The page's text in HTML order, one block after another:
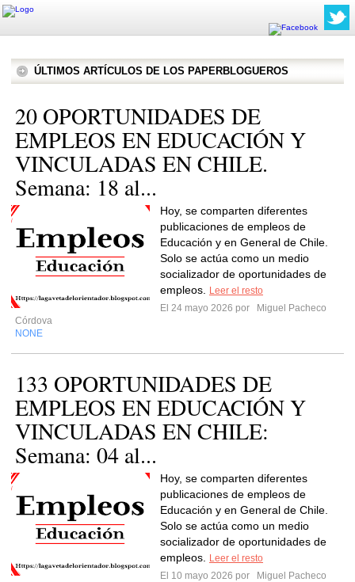
ÚLTIMOS ARTÍCULOS DE LOS PAPERBLOGUEROS
20 OPORTUNIDADES DE
EMPLEOS EN EDUCACIÓN Y
VINCULADAS EN CHILE.
Semana: 18 al...
Hoy, se comparten diferentes
publicaciones de empleos de
Educación y en General de Chile.
Solo se actúa como un medio
socializador de oportunidades de
empleos.
Leer el resto
El 24 mayo 2026 por
Miguel Pacheco
Córdova
NONE
133 OPORTUNIDADES DE
EMPLEOS EN EDUCACIÓN Y
VINCULADAS EN CHILE:
Semana: 04 al...
Hoy, se comparten diferentes
publicaciones de empleos de
Educación y en General de Chile.
Solo se actúa como un medio
socializador de oportunidades de
empleos.
Leer el resto
El 10 mayo 2026 por
Miguel Pacheco